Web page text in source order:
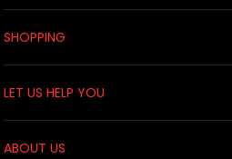
SHOPPING
LET US HELP YOU
ABOUT US